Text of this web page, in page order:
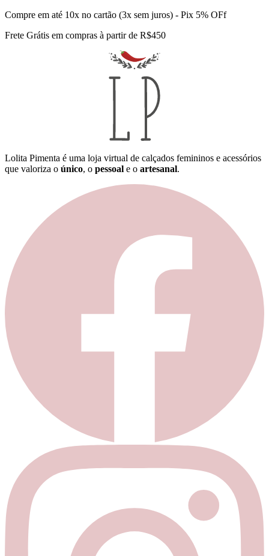
Compre em até 10x no cartão (3x sem juros) - Pix 5% OFf
Frete Grátis em compras à partir de R$450
Lolita Pimenta é uma loja virtual de calçados femininos e acessórios
que valoriza o único, o pessoal e o artesanal.